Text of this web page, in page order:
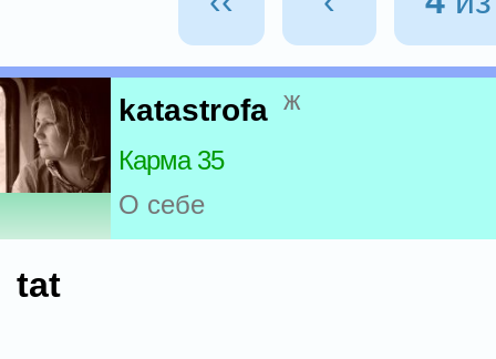
katastrofa ж
Карма 35
О себе
tat